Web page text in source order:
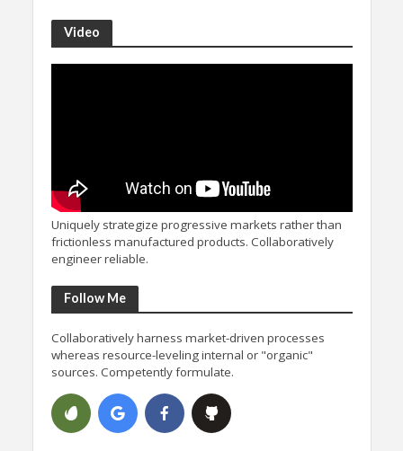
Video
Uniquely strategize progressive markets rather than
frictionless manufactured products. Collaboratively
engineer reliable.
Follow Me
Collaboratively harness market-driven processes
whereas resource-leveling internal or "organic"
sources. Competently formulate.